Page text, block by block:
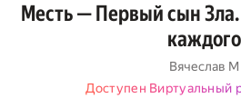
Месть — Первый сын Зла.
каждого
Вячеслав М
Доступен Виртуальный